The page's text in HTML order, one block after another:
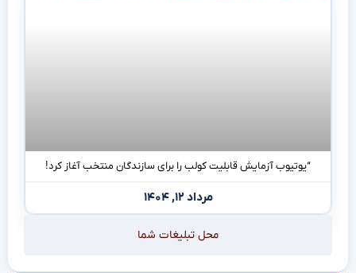
“یوتیوب آزمایش قابلیت کولب را برای سازندگان منتخب آغاز کرد!
مرداد ۱۲, ۱۴۰۴
محل تبلیغات شما